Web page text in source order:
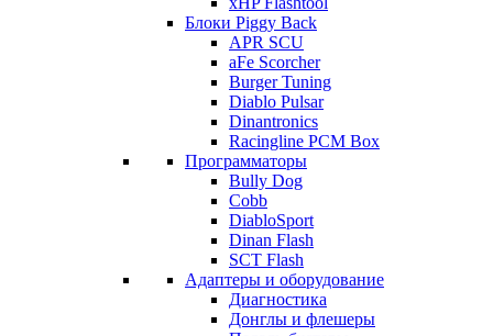
Блоки Piggy Back
APR SCU
aFe Scorcher
Burger Tuning
Diablo Pulsar
Dinantronics
Racingline PCM Box
Программаторы
Bully Dog
Cobb
DiabloSport
Dinan Flash
SCT Flash
Адаптеры и оборудование
Диагностика
Донглы и флешеры